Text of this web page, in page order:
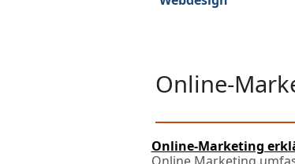
Online-
Online-Marketing